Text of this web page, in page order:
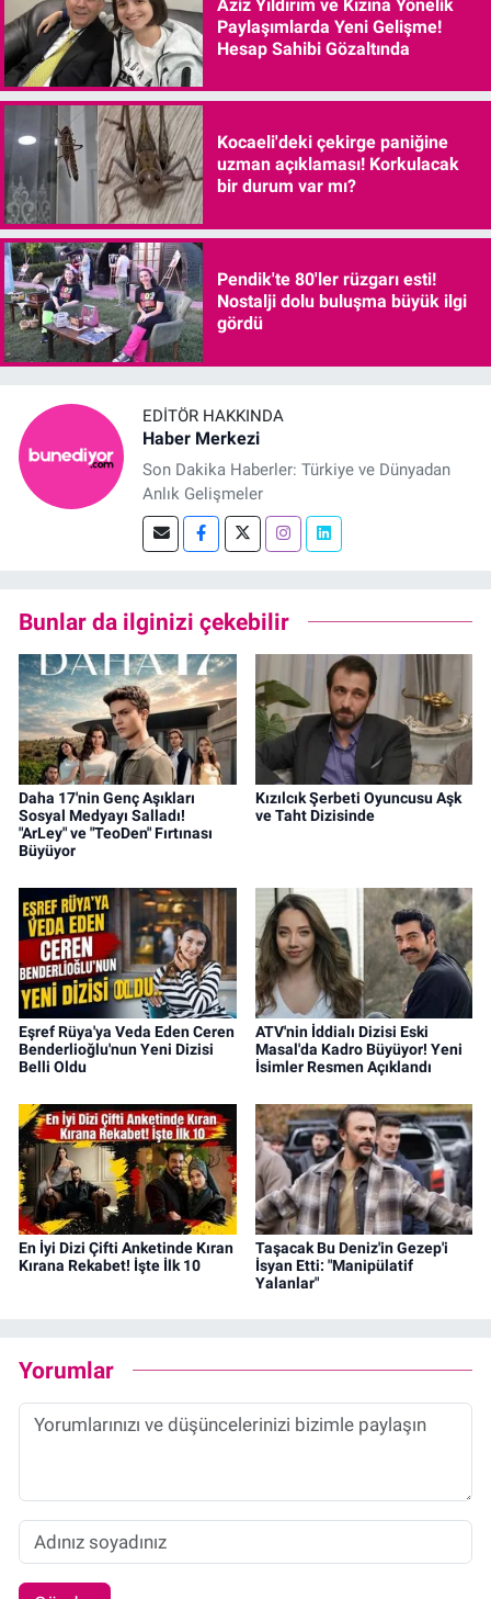
Aziz Yıldırım ve Kızına Yönelik
Paylaşımlarda Yeni Gelişme!
Hesap Sahibi Gözaltında
Kocaeli'deki çekirge paniğine
uzman açıklaması! Korkulacak
bir durum var mı?
Pendik'te 80'ler rüzgarı esti!
Nostalji dolu buluşma büyük ilgi
gördü
EDITÖR HAKKINDA
Haber Merkezi
Son Dakika Haberler: Türkiye ve Dünyadan
Anlık Gelişmeler
Bunlar da ilginizi çekebilir
Daha 17'nin Genç Aşıkları
Sosyal Medyayı Salladı!
"ArLey" ve "TeoDen" Fırtınası
Büyüyor
Kızılcık Şerbeti Oyuncusu Aşk
ve Taht Dizisinde
Eşref Rüya'ya Veda Eden Ceren
Benderlioğlu'nun Yeni Dizisi
Belli Oldu
ATV'nin İddialı Dizisi Eski
Masal'da Kadro Büyüyor! Yeni
İsimler Resmen Açıklandı
En İyi Dizi Çifti Anketinde Kıran
Kırana Rekabet! İşte İlk 10
Taşacak Bu Deniz'in Gezep'i
İsyan Etti: "Manipülatif
Yalanlar"
Yorumlar